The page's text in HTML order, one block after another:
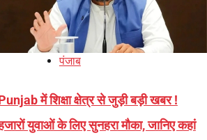
पंजाब
में शिक्षा क्षेत्र से जुड़ी बड़ी खबर !
युवाओं के लिए सुनहरा मौका, जानिए कहां